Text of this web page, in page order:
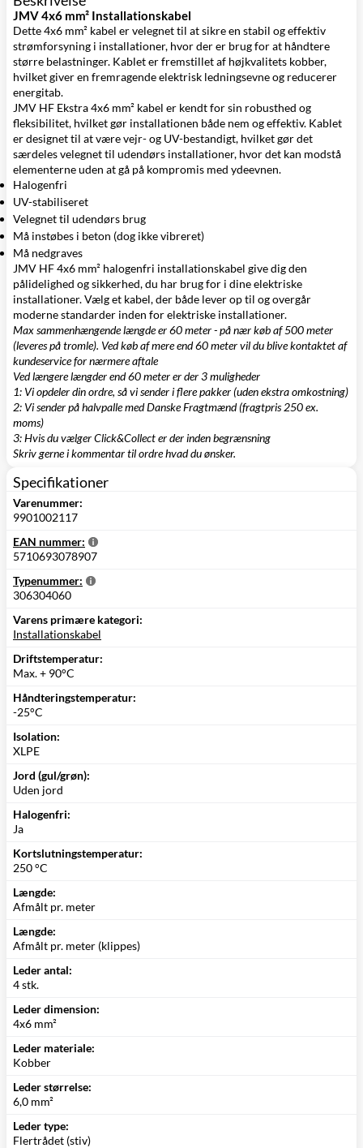
JMV 4x6 mm² Installationskabel
Dette 4x6 mm² kabel er velegnet til at sikre en stabil og effektiv
strømforsyning i installationer, hvor der er brug for at håndtere
større belastninger. Kablet er fremstillet af højkvalitets kobber,
hvilket giver en fremragende elektrisk ledningsevne og reducerer
energitab.
JMV HF Ekstra 4x6 mm² kabel er kendt for sin robusthed og
fleksibilitet, hvilket gør installationen både nem og effektiv. Kablet
er designet til at være vejr- og UV-bestandigt, hvilket gør det
særdeles velegnet til udendørs installationer, hvor det kan modstå
elementerne uden at gå på kompromis med ydeevnen.
Halogenfri
UV-stabiliseret
Velegnet til udendørs brug
Må instøbes i beton (dog ikke vibreret)
Må nedgraves
JMV HF 4x6 mm² halogenfri installationskabel give dig den
pålidelighed og sikkerhed, du har brug for i dine elektriske
installationer. Vælg et kabel, der både lever op til og overgår
moderne standarder inden for elektriske installationer.
Max sammenhængende længde er 60 meter - på nær køb af 500 meter
(leveres på tromle). Ved køb af mere end 60 meter vil du blive kontaktet af
kundeservice for nærmere aftale
Ved længere længder end 60 meter er der 3 muligheder
1: Vi opdeler din ordre, så vi sender i flere pakker (uden ekstra omkostning)
2: Vi sender på halvpalle med Danske Fragtmænd (fragtpris 250 ex.
moms)
3: Hvis du vælger Click&Collect er der inden begrænsning
Skriv gerne i kommentar til ordre hvad du ønsker.
Specifikationer
Varenummer:
9901002117
EAN nummer:
5710693078907
Typenummer:
306304060
Varens primære kategori:
Installationskabel
Driftstemperatur:
Max. + 90°C
Håndteringstemperatur:
-25°C
Isolation:
XLPE
Jord (gul/grøn):
Uden jord
Halogenfri:
Ja
Kortslutningstemperatur:
250 °C
Længde:
Afmålt pr. meter
Længde:
Afmålt pr. meter (klippes)
Leder antal:
4 stk.
Leder dimension:
4x6 mm²
Leder materiale:
Kobber
Leder størrelse:
6,0 mm²
Leder type:
Flertrådet (stiv)